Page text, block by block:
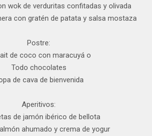
wok de verduritas confitadas y olivada
con gratén de patata y salsa mostaza
Postre:
de coco con maracuyá o
Todo chocolates
de cava de bienvenida
Aperitivos:
de jamón ibérico de bellota
ahumado y crema de yogur